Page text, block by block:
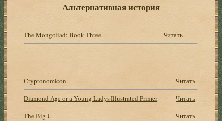
Альтернативная история
The Mongoliad: Book Three Читать
Cryptonomicon
Читать
Diamond Age or a Young Ladys Illustrated Primer
Читать
The Big U
Читать